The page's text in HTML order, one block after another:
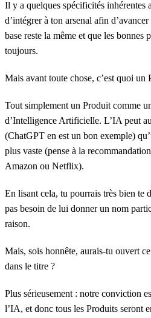
Il y a quelques spécificités inhérentes
d’intégrer à ton arsenal afin
base reste la même et que les bonnes
toujours.
Mais avant toute chose, c’est quoi un
Tout simplement un Produit comme
d’Intelligence Artificielle. L’IA peut
(ChatGPT en est un bon exemple)
plus vaste (pense à la
Amazon ou Netflix).
En lisant cela, tu pourrais très bien te
pas besoin de lui donner un nom
raison.
Mais, sois honnête, aurais-tu ouvert
dans le titre ?
Plus sérieusement : notre conviction
l’IA, et donc tous les Produits seront